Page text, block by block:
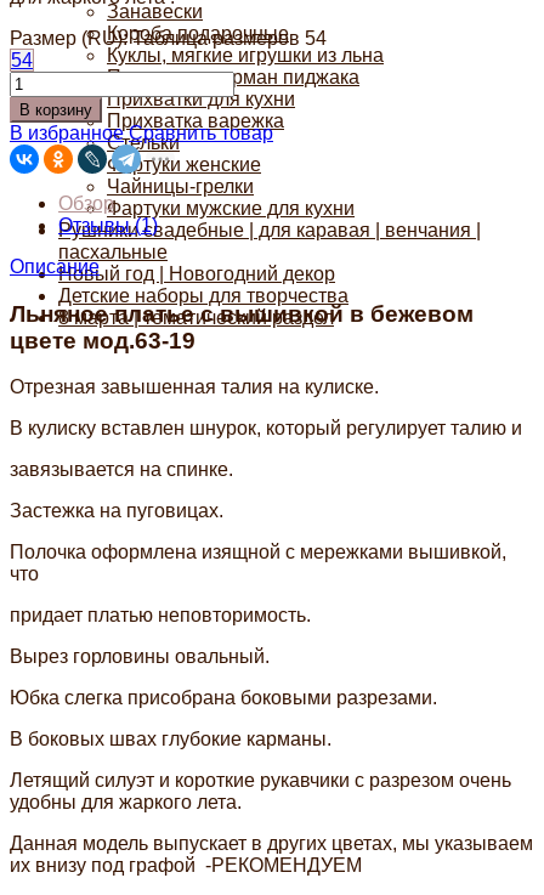
Занавески
Короба подарочные
Куклы, мягкие игрушки из льна
Платочки в карман пиджака
Прихватки для кухни
Прихватка варежка
Стельки
Фартуки женские
Чайницы-грелки
Фартуки мужские для кухни
Рушники свадебные | для каравая | венчания |
пасхальные
Новый год | Новогодний декор
Детские наборы для творчества
8 марта | тематический раздел
Размер (RU):Таблица размеров 54
54
В корзину
В избранное Сравнить товар
Обзор
Отзывы (1)
Описание
Льняное платье с вышивкой в бежевом
цвете мод.63-19
Отрезная завышенная талия на кулиске.
В кулиску вставлен шнурок, который регулирует талию и
завязывается на спинке.
Застежка на пуговицах.
Полочка оформлена изящной с мережками вышивкой,
что
придает платью неповторимость.
Вырез горловины овальный.
Юбка слегка присобрана боковыми разрезами.
В боковых швах глубокие карманы.
Летящий силуэт и короткие рукавчики с разрезом очень
удобны для жаркого лета.
Данная модель выпускает в других цветах, мы указываем
их внизу под графой -РЕКОМЕНДУЕМ